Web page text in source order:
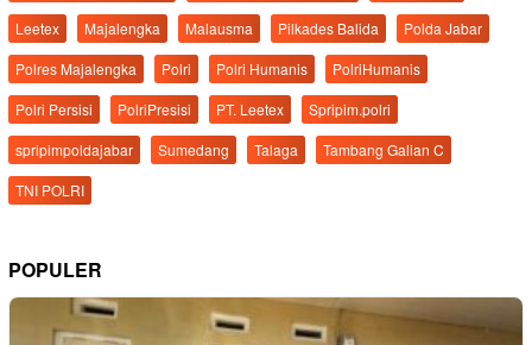
Leetex
Majalengka Malausma Pilkades Balida
Polda Jabar
Polres Majalengka
Polri Polri Humanis
PolriHumanis
Polri Persisi
PolriPresisi PT. Leetex
Spripim.polri
spripimpoldajabar
Sumedang Talaga
Tambang Galian C
TNI POLRI
POPULER